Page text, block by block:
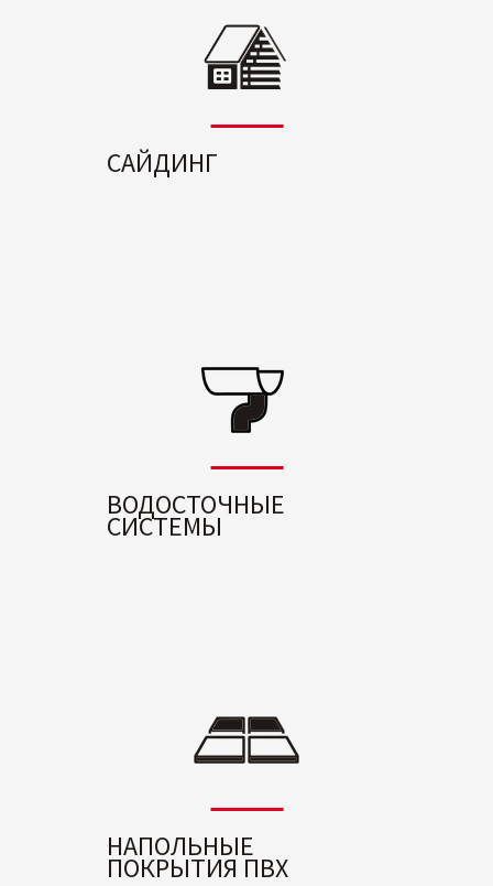
САЙДИНГ
ВОДОСТОЧНЫЕ
СИСТЕМЫ
НАПОЛЬНЫЕ
ПОКРЫТИЯ ПВХ